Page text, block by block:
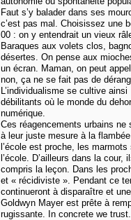
Faut s’y balader dans ses
c’est pas mal. Choisissez une
00 : on y entendrait un vieux
Baraques aux volets clos,
désertes. On pense aux
un écran. Maman, on peut
non, ça ne se fait pas de
L’individualisme se cultive
débilitants où le monde du
numérique.
Ces réagencements urbains
à leur juste mesure à la
l’école est proche, les
l’école. D’ailleurs dans la
compris la leçon. Dans les
et « récidiviste ». Pendant ce
continueront à disparaître et
Goldwyn Mayer est prête à
rugissante. In concrete we trust.